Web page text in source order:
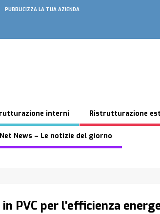
PUBBLICIZZA LA TUA AZIENDA
interni Ristrutturazione
News – Le notizie del giorno
PVC per l’efficienza